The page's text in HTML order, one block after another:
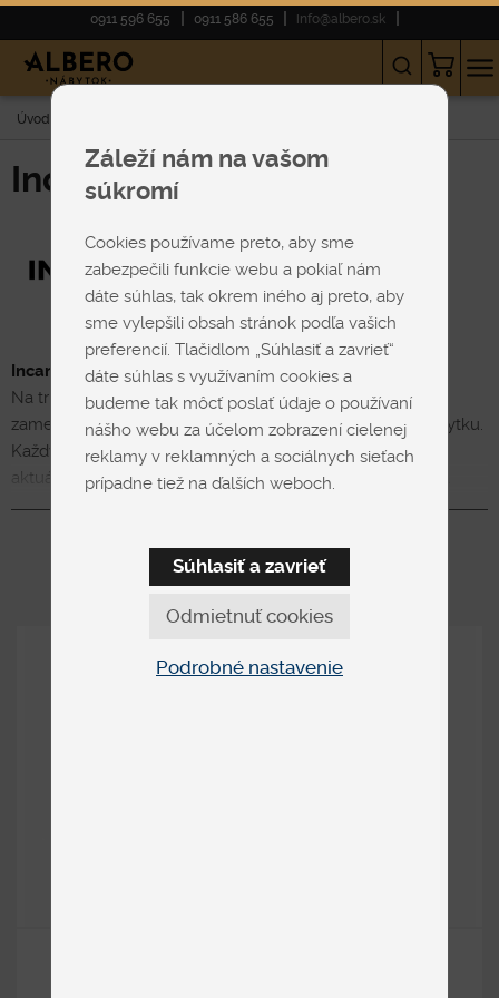
0911 596 655 0911 586 655 info@albero.sk
Úvod
Incanto
Incanto – talianska značka s dušou remesla
Na trhu pôsobí od roku 2000 a od svojich začiatkov sa
zameriava na detail, ktorý tvorí podstatu dokonalého nábytku.
Každý produkt je individuálne navrhnutý tak, aby odrážal
aktuálne trendy, no zároveň si zachoval lokálnu identitu a
nadčasovosť.
spracovanie. Sedacie súpravy, kreslá a ďalšie nábytkové kúsky
charakterizuje nielen estetika, ale aj pohodlie a výnimočná
hodnota do každého interiéru.
výzvam, čo sa pretavuje do čistého, minimalistického dizajnu.
Záleží nám na vašom
súkromí
Cookies používame preto, aby sme
zabezpečili funkcie webu a pokiaľ nám
dáte súhlas, tak okrem iného aj preto, aby
sme vylepšili obsah stránok podľa vašich
preferencií. Tlačidlom „Súhlasiť a zavrieť“
dáte súhlas s využívaním cookies a
budeme tak môcť poslať údaje o používaní
nášho webu za účelom zobrazení cielenej
reklamy v reklamných a sociálnych sieťach
prípadne tiež na ďalších weboch.
Odmietnuť cookies
Súhlasiť a zavrieť
Podrobné nastavenie